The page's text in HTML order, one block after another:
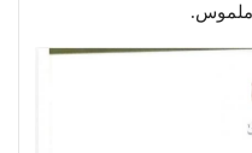
ملموس.